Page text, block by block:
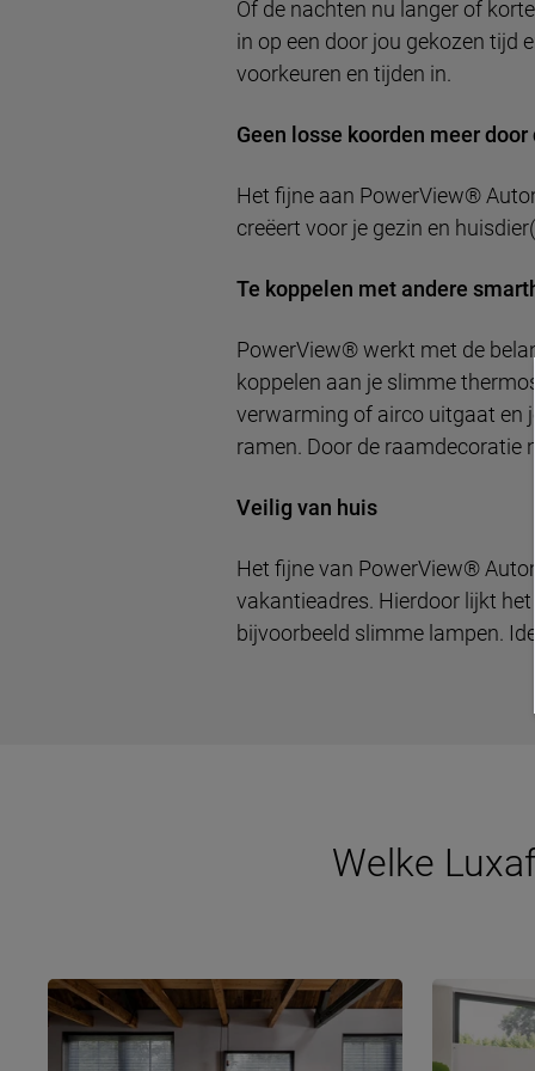
Of de nachten nu langer of
in op een door jou gekozen tijd
voorkeuren en tijden in.
Geen losse koorden meer
Het fijne aan PowerView®
creëert voor je gezin en
Te koppelen met andere
PowerView® werkt met de
koppelen aan je slimme
verwarming of airco uitgaat en
ramen. Door de raamdecoratie
Veilig van huis
Het fijne van PowerView®
vakantieadres. Hierdoor lijkt
bijvoorbeeld slimme lampen.
Welke